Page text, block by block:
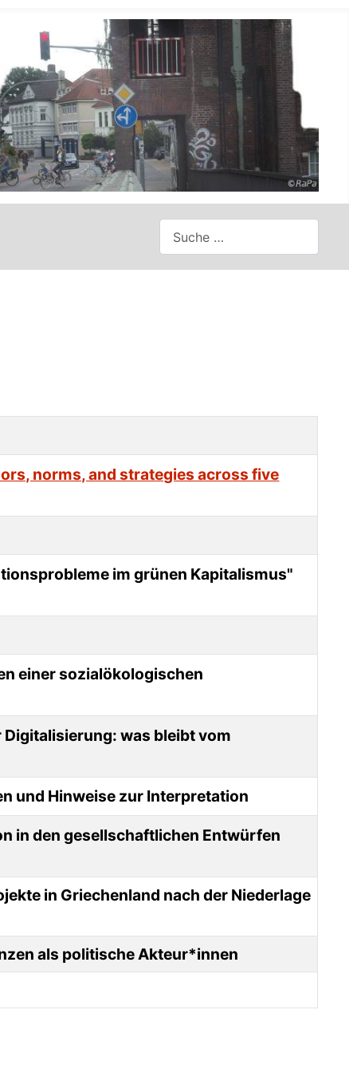
Suchen
norms, and strategies across five
im grünen Kapitalismus"
einer sozialökologischen
was bleibt vom
und Hinweise zur Interpretation
in den gesellschaftlichen Entwürfen
in Griechenland nach der Niederlage
als politische Akteur*innen